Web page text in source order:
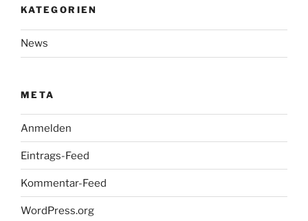
KATEGORIEN
News
META
Anmelden
Eintrags-Feed
Kommentar-Feed
WordPress.org